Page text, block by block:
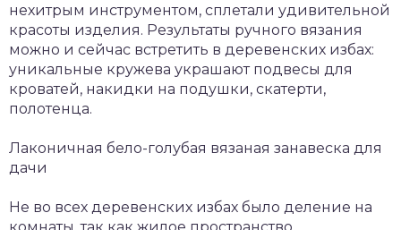
нехитрым инструментом, сплетали удивительной
красоты изделия. Результаты ручного вязания
можно и сейчас встретить в деревенских избах:
уникальные кружева украшают подвесы для
кроватей, накидки на подушки, скатерти,
полотенца.
Лаконичная бело-голубая вязаная занавеска для
дачи
Не во всех деревенских избах было деление на